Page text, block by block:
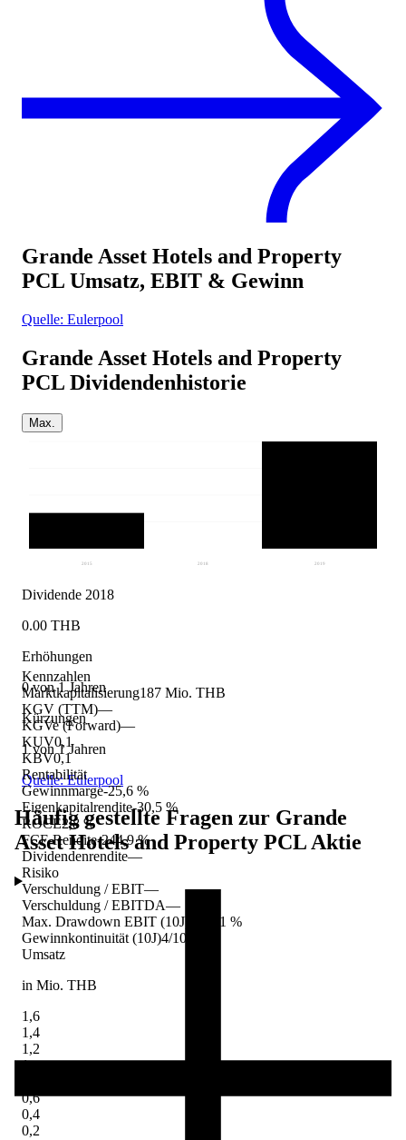
Kennzahlen
Marktkapitalisierung187 Mio. THB
KGV (TTM)—
KGVe (Forward)—
KUV0,1
KBV0,1
Rentabilität
Gewinnmarge-25,6 %
Eigenkapitalrendite-30,5 %
ROCE2,8 %
FCF-Rendite-244,9 %
Dividendenrendite—
Risiko
Verschuldung / EBIT—
Verschuldung / EBITDA—
Max. Drawdown EBIT (10J)
-197,1 %
Gewinnkontinuität (10J)4/10 Jahre
Umsatz
in Mio. THB
1,6
1,4
1,2
1
0,6
0,4
0,2
Grande Asset Hotels and Property
PCL Umsatz, EBIT & Gewinn
Quelle: Eulerpool
Grande Asset Hotels and Property
PCL Dividendenhistorie
Max.
2015 2018 2019
Dividende 2018
0.00 THB
Erhöhungen
0 von 1 Jahren
Kürzungen
1 von 1 Jahren
Quelle: Eulerpool
Häufig gestellte Fragen zur Grande
Asset Hotels and Property PCLAktie